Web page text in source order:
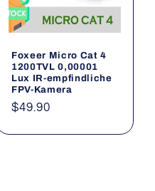
Foxeer Micro Cat 4
1200TVL 0,00001
Lux IR-empfindliche
FPV-Kamera
Normaler
$49.90